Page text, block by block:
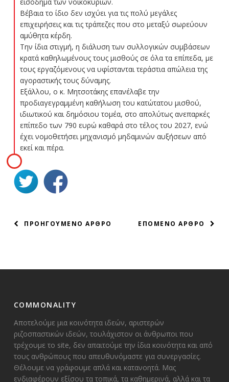
Βέβαια το ίδιο δεν ισχύει για τις πολύ μεγάλες
επιχειρήσεις και τις τράπεζες που στο μεταξύ σωρεύουν
αμύθητα κέρδη.
Την ίδια στιγμή, η διάλυση των συλλογικών συμβάσεων
κρατά καθηλωμένους τους μισθούς σε όλα τα επίπεδα, με
τους εργαζόμενους να υφίστανται τεράστια απώλεια της
αγοραστικής τους δύναμης.
Εξάλλου, ο κ. Μητσοτάκης επανέλαβε την
προδιαγεγραμμένη καθήλωση του κατώτατου μισθού,
ιδιωτικού και δημόσιου τομέα, στο απολύτως ανεπαρκές
επίπεδο των 790 ευρώ καθαρά στο τέλος του 2027, ενώ
έχει νομοθετήσει μηχανισμό μηδαμινών αυξήσεων από
εκεί και πέρα.
ΠΛΟΗΓΗΣΗ
ΕΠΟΜΕΝΟ ΑΡΘΡΟ
ΠΡΟΗΓΟΥΜΕΝΟ ΑΡΘΡΟ
COMMONALITY
Αποτελούμε μια κοινότητα ιδεών, αριστερών
ριζοσπαστικών ιδεών, τουλάχιστον οι άνθρωποι που
τρέχουμε το site, δεν απαιτούμε την ίδια κοινότητα και από
τους ανθρώπους που απευθυνόμαστε για συνεργασίες.
Θέλουμε να γράφουμε απλά και κατανοητά. Μας
ενδιαφέρουν εξίσου τα τοπικά, τα καθημερινά, αλλά και τα